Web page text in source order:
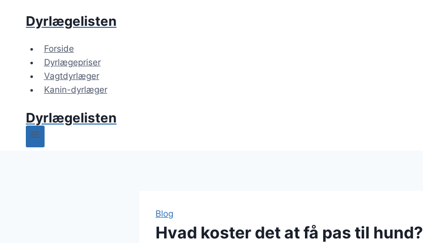
Dyrlægelisten
Forside
Dyrlægepriser
Vagtdyrlæger
Kanin-dyrlæger
Dyrlægelisten
Blog
Hvad koster det at få pas til hund?